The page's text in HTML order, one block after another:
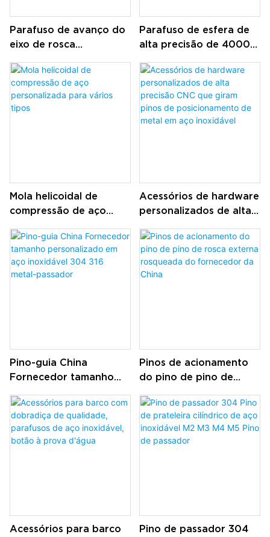
Parafuso de avanço do
eixo de rosca
personalizado e porca
esférica de aço do
rolamento
Parafuso de esfera de
alta precisão de 4000
fixação usadas em
máquina cnc
Mola helicoidal de
compressão de aço
vários tipos
Acessórios de hardware
personalizados de alta
pinos de
posicionamento de
metal em aço inoxidável
Pino-guia China
Fornecedor tamanho
inoxidável 304 316
metal-passador
Pinos de acionamento
do pino de pino de
rosqueada do
fornecedor da China
Acessórios para barco
Pino de passador 304